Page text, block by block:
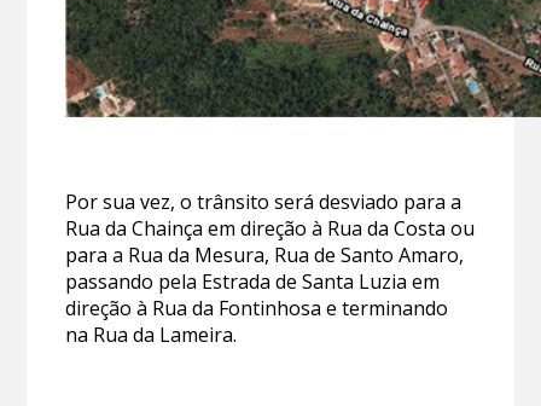
Por sua vez, o trânsito será desviado para a
Rua da Chainça em direção à Rua da Costa ou
para a Rua da Mesura, Rua de Santo Amaro,
passando pela Estrada de Santa Luzia em
direção à Rua da Fontinhosa e terminando
na Rua da Lameira.